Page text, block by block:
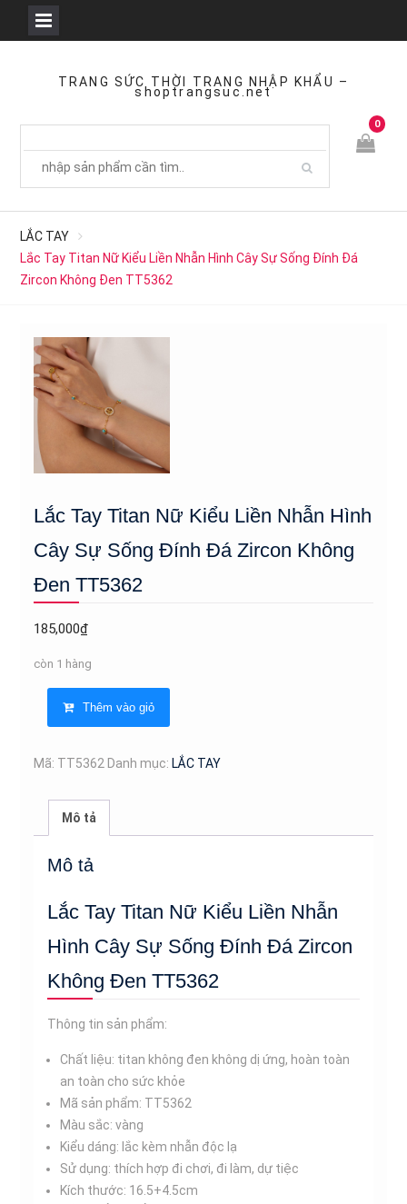
TRANG SỨC THỜI TRANG NHẬP KHẨU –
shoptrangsuc.net
0
LẮC TAY
Lắc Tay Titan Nữ Kiểu Liền Nhẫn Hình Cây Sự Sống Đính Đá
Zircon Không Đen TT5362
Lắc Tay Titan Nữ Kiểu Liền Nhẫn Hình
Cây Sự Sống Đính Đá Zircon Không
Đen TT5362
185,000₫
còn 1 hàng
Nữ
Cây
Sống
Đính
Zircon
Không
Đen
lượng
Thêm vào giỏ
Mã: TT5362 Danh mục: LẮC TAY
Mô tả
Mô tả
Lắc Tay Titan Nữ Kiểu Liền Nhẫn
Hình Cây Sự Sống Đính Đá Zircon
Không Đen TT5362
Thông tin sản phẩm:
Chất liệu: titan không đen không dị ứng, hoàn toàn
an toàn cho sức khỏe
Mã sản phẩm: TT5362
Màu sắc: vàng
Kiểu dáng: lắc kèm nhẫn độc lạ
Sử dụng: thích hợp đi chơi, đi làm, dự tiệc
Kích thước: 16.5+4.5cm